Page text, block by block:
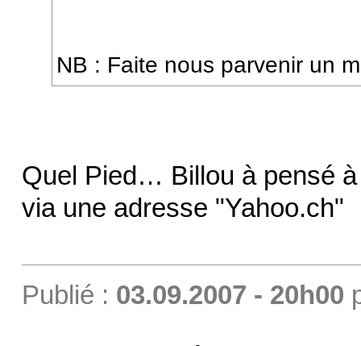
NB : Faite nous parvenir un
Quel Pied… Billou à pensé
via une adresse "Yahoo.ch"
Publié : 03.09.2007 - 20h00